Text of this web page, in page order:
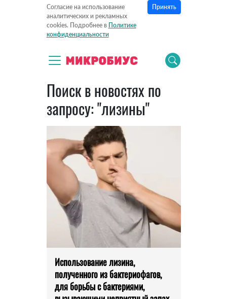
Согласие на использование
аналитических и рекламных
cookies. Подробнее в Политике
конфиденциальности
Принять
Поиск в новостях по
запросу: "лизины"
Использование лизина,
полученного из бактериофагов,
для борьбы с бактериями,